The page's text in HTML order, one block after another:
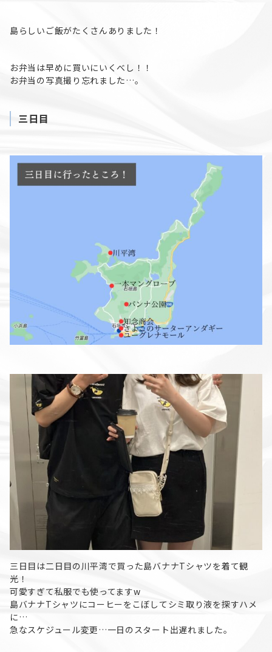
島らしいご飯がたくさんありました！
お弁当は早めに買いにいくべし！！
お弁当の写真撮り忘れました…。
三日目
三日目は二日目の川平湾で買った島バナナTシャツを着て観
光！
可愛すぎて私服でも使ってますw
島バナナTシャツにコーヒーをこぼしてシミ取り液を探すハメ
に…
急なスケジュール変更…一日のスタート出遅れました。